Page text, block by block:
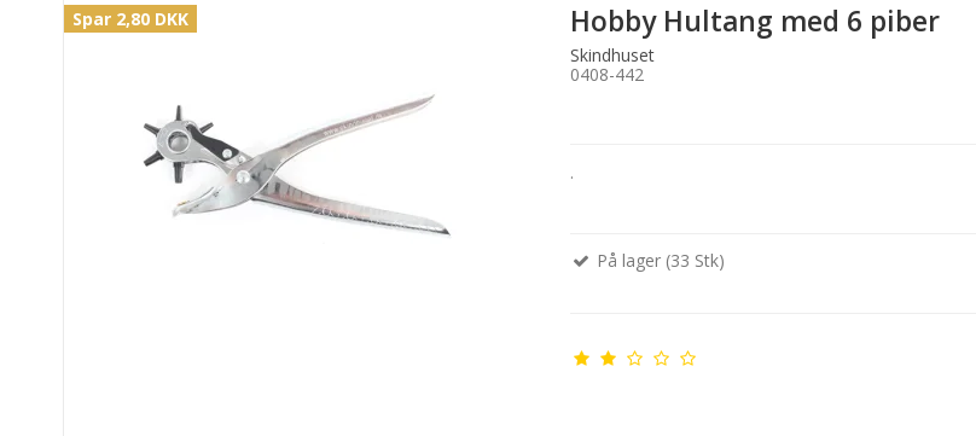
Spar 2,80 DKK Hobby Hultang med 6 piber
Skindhuset
0408-442
.
På lager (33 Stk)